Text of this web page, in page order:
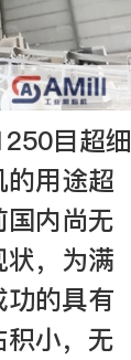
目超细
用途超
内尚无
，为满
的具有
小，无